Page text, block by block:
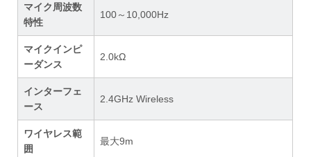
マイク周波数
特性
100～10,000Hz
マイクインピ
ーダンス
2.0kΩ
インターフェ
ース
2.4GHz Wireless
ワイヤレス範
囲
最大9m